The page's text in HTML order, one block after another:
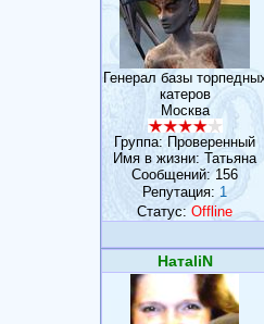
Генерал базы
катеров
Москва
Группа: Проверенный
Имя в жизни: Татьяна
Сообщений:156
Репутация:1
Статус:Offline
НатаliN